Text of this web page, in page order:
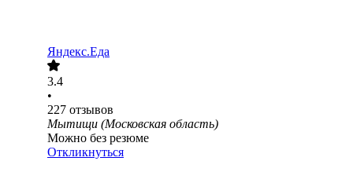
Яндекс.Еда
3.4
•
227 отзывов
Мытищи (Московская область)
Можно без резюме
Откликнуться